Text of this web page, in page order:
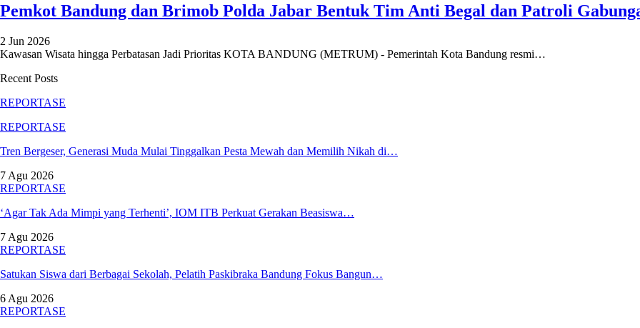
Pemkot Bandung dan Brimob Polda Jabar Bentuk Tim Anti Begal dan Patroli
2 Jun 2026
Kawasan Wisata hingga Perbatasan Jadi Prioritas KOTA BANDUNG (METRUM) - Pemerintah Kota Bandung resmi…
Recent Posts
REPORTASE
REPORTASE
Tren Bergeser, Generasi Muda Mulai Tinggalkan Pesta Mewah dan Memilih Nikah di…
7 Agu 2026
REPORTASE
‘Agar Tak Ada Mimpi yang Terhenti’, IOM ITB Perkuat Gerakan Beasiswa…
7 Agu 2026
REPORTASE
Satukan Siswa dari Berbagai Sekolah, Pelatih Paskibraka Bandung Fokus Bangun…
6 Agu 2026
REPORTASE